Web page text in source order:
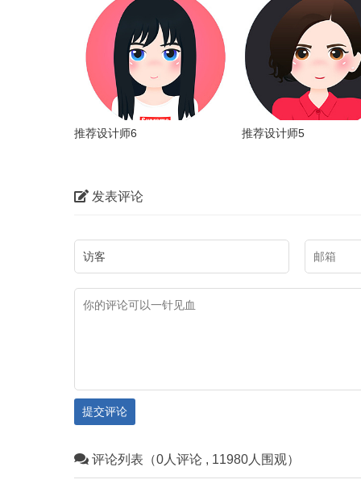
推荐设计师6 推荐设计师5
发表评论
提交评论
评论列表（0人评论 , 11980人围观）